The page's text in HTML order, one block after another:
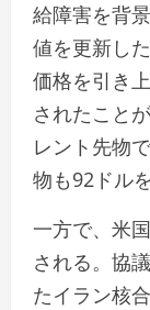
給障害を背
値を更新し
価格を引き
されたこと
レント先物
物も92ドル
一方で、米
される。協
たイラン核